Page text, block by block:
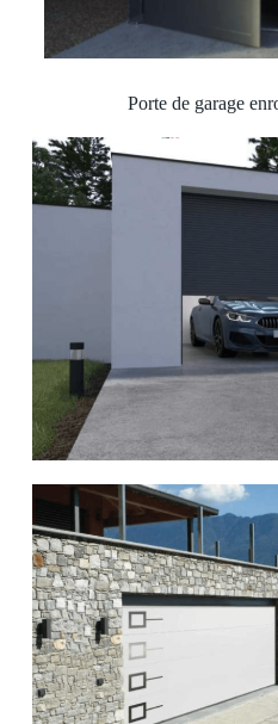
Porte de garage